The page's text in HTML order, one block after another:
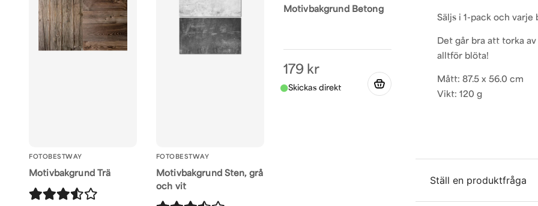
FOTOBESTWAY
Motivbakgrund Trä
FOTOBESTWAY
Motivbakgrund Sten, grå
och vit
Motivbakgrund Betong
179 kr
Säljs i 1-pack och
Det går bra att torka
alltför blöta!
Mått: 87.5 x 56.0 cm
Vikt: 120 g
Ställ en produktfråga